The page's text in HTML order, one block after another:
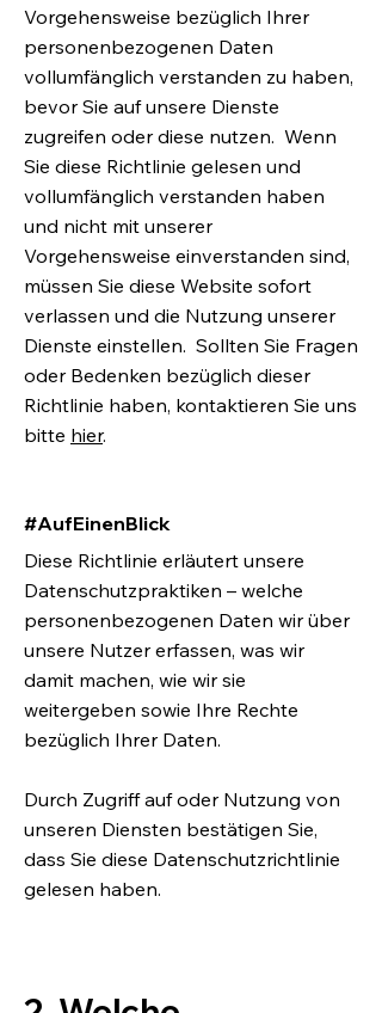
Vorgehensweise bezüglich Ihrer
personenbezogenen Daten
vollumfänglich verstanden zu haben,
bevor Sie auf unsere Dienste
zugreifen oder diese nutzen. Wenn
Sie diese Richtlinie gelesen und
vollumfänglich verstanden haben
und nicht mit unserer
Vorgehensweise einverstanden sind,
müssen Sie diese Website sofort
verlassen und die Nutzung unserer
Dienste einstellen. Sollten Sie Fragen
oder Bedenken bezüglich dieser
Richtlinie haben, kontaktieren Sie uns
bitte hier.
#AufEinenBlick
Diese Richtlinie erläutert unsere
Datenschutzpraktiken – welche
personenbezogenen Daten wir über
unsere Nutzer erfassen, was wir
damit machen, wie wir sie
weitergeben sowie Ihre Rechte
bezüglich Ihrer Daten.
Durch Zugriff auf oder Nutzung von
unseren Diensten bestätigen Sie,
dass Sie diese Datenschutzrichtlinie
gelesen haben.